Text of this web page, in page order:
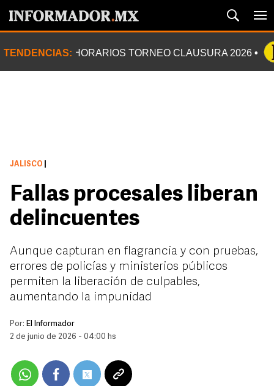
TENDENCIAS: HORARIOS TORNEO CLAUSURA 2026
JALISCO
Fallas procesales liberan
delincuentes
Aunque capturan en flagrancia y con pruebas,
errores de policías y ministerios públicos
permiten la liberación de culpables,
aumentando la impunidad
Por: El Informador
2 de junio de 2026 - 04:00 hs